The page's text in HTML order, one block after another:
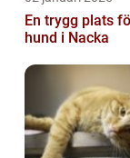
En trygg plats
hund i Nacka